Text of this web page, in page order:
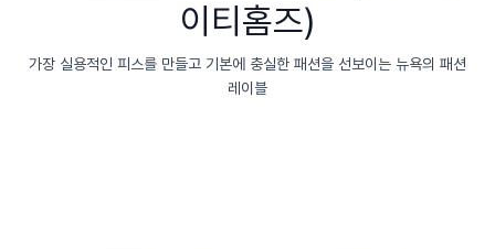
이티홈즈)
가장 실용적인 피스를 만들고 기본에 충실한 패션을 선보이는 뉴욕의 패션
레이블